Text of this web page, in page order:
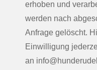
erhoben und
werden nach
Anfrage gelöscht.
Einwilligung
an